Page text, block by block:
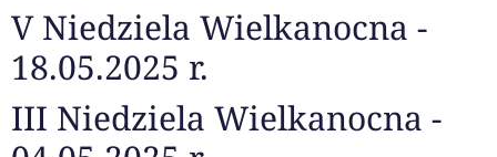
V Niedziela Wielkanocna -
18.05.2025 r.
III Niedziela Wielkanocna -